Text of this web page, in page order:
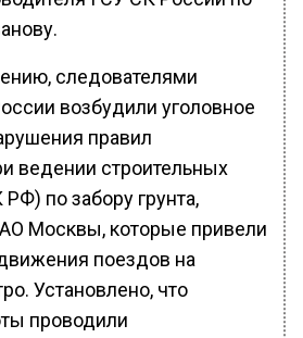
следователями
возбудили уголовное
правил
ведении строительных
РФ) по забору грунта,
Москвы, которые привели
поездов на
Установлено, что
проводили